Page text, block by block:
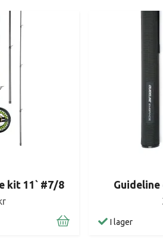
kit 11` #7/8
I lager